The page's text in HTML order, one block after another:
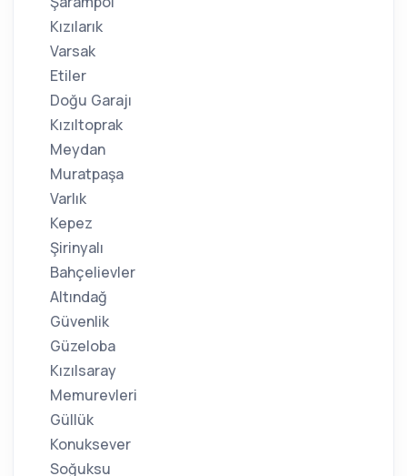
Kızılarık
Varsak
Etiler
Doğu Garajı
Kızıltoprak
Meydan
Muratpaşa
Varlık
Kepez
Şirinyalı
Bahçelievler
Altındağ
Güvenlik
Güzeloba
Kızılsaray
Memurevleri
Güllük
Konuksever
Soğuksu